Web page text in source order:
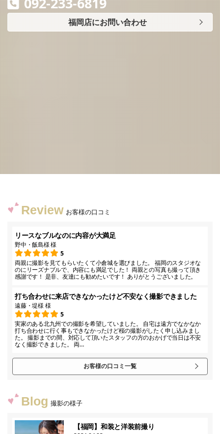
福岡店にお問い合わせ
Review お客様の口コミ
リースなブルなのに内容が大満足
野中・飯島様 様
5
両親に撮影を見てもらいたくて小倉城を選びました。 福岡のスタジオな
のにリーズナブルで、内容にも満足でした！ 両親との写真も撮って頂き
感謝です！ 是非、友達にも勧めたいです！ ありがとうございました。
打ち合わせに来店できなかったけど不安なく撮影できました
遠藤・堤様 様
5
実家のある北九州での撮影を希望していました。 自宅は遠方でなかなか
打ち合わせに行く事もできなかったけど桜の撮影がしたく申し込みまし
た。 撮影までの間、対応して頂いたスタッフの方のおかげで当日は不安
なく撮影できました。 両…
お客様の口コミ一覧
Blog 撮影の様子
【福岡】和装と洋装前撮り